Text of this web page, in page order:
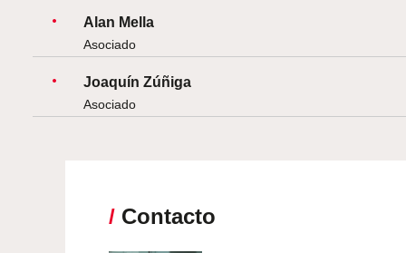
Alan Mella
Asociado
Joaquín Zúñiga
Asociado
/ Contacto